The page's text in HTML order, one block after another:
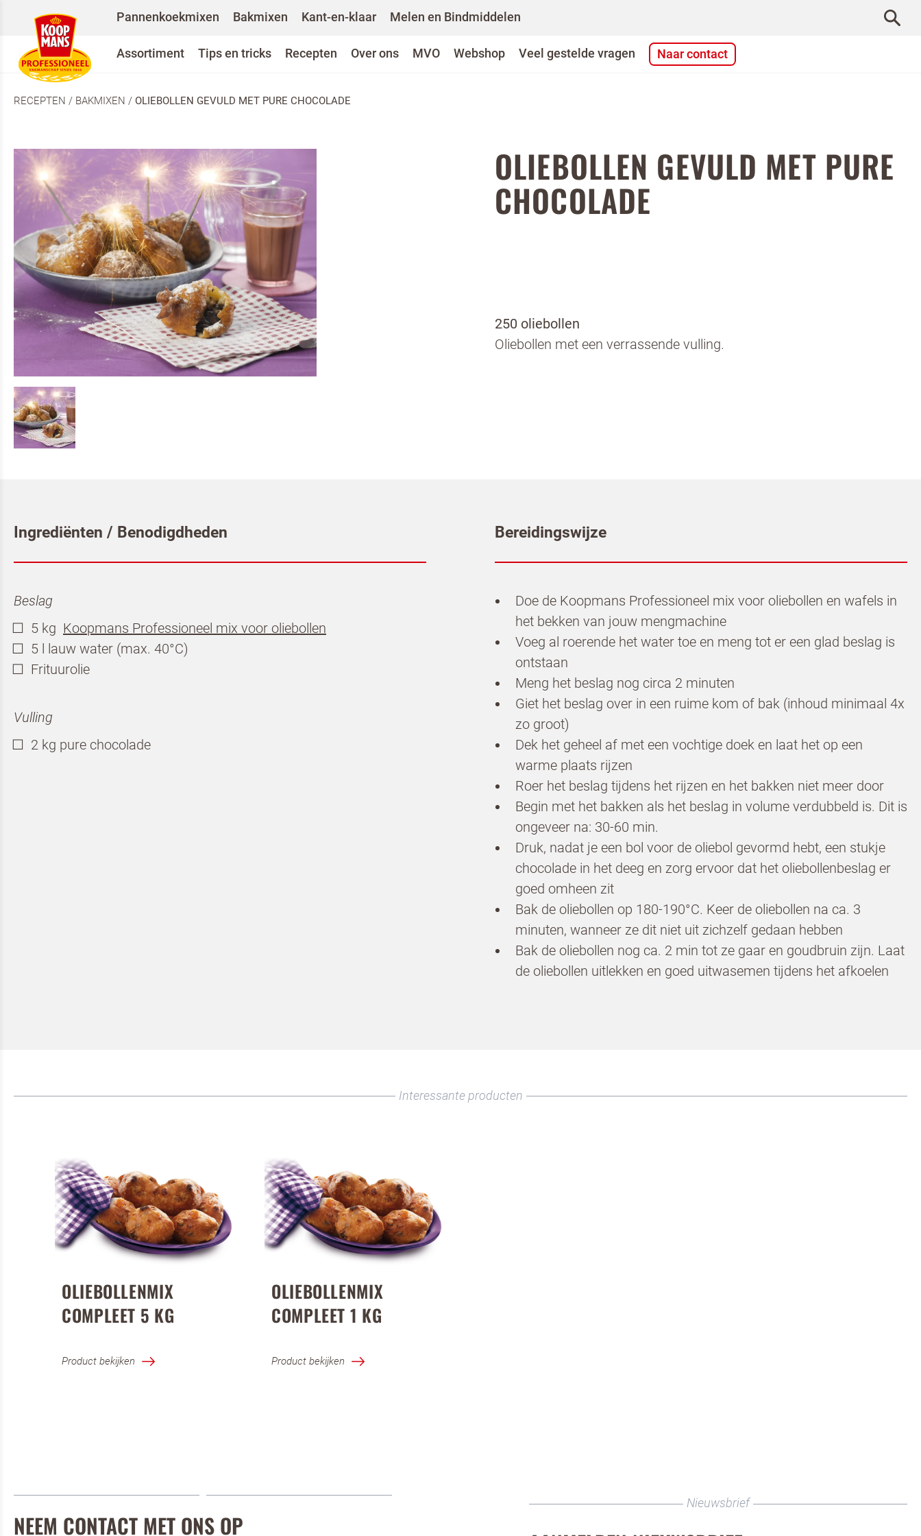
Pannenkoekmixen Bakmixen Kant-en-klaar Melen en Bindmiddelen
Assortiment Tips en tricks Recepten Over ons MVO Webshop Veel gestelde vragen Naar contact
RECEPTEN / BAKMIXEN / OLIEBOLLEN GEVULD MET PURE CHOCOLADE
OLIEBOLLEN GEVULD MET PURE
CHOCOLADE
250 oliebollen
Oliebollen met een verrassende vulling.
Ingrediënten / Benodigdheden
Beslag
5 kg Koopmans Professioneel mix voor oliebollen
5 l lauw water (max. 40°C)
Frituurolie
Vulling
2 kg pure chocolade
Bereidingswijze
Doe de Koopmans Professioneel mix voor oliebollen en wafels in
het bekken van jouw mengmachine
Voeg al roerende het water toe en meng tot er een glad beslag is
ontstaan
Meng het beslag nog circa 2 minuten
Giet het beslag over in een ruime kom of bak (inhoud minimaal 4x
zo groot)
Dek het geheel af met een vochtige doek en laat het op een
warme plaats rijzen
Roer het beslag tijdens het rijzen en het bakken niet meer door
Begin met het bakken als het beslag in volume verdubbeld is. Dit is
ongeveer na: 30-60 min.
Druk, nadat je een bol voor de oliebol gevormd hebt, een stukje
chocolade in het deeg en zorg ervoor dat het oliebollenbeslag er
goed omheen zit
Bak de oliebollen op 180-190°C. Keer de oliebollen na ca. 3
minuten, wanneer ze dit niet uit zichzelf gedaan hebben
Bak de oliebollen nog ca. 2 min tot ze gaar en goudbruin zijn. Laat
de oliebollen uitlekken en goed uitwasemen tijdens het afkoelen
Interessante producten
OLIEBOLLENMIX
COMPLEET 5 KG
Product bekijken
OLIEBOLLENMIX
COMPLEET 1 KG
Product bekijken
NEEM CONTACT MET ONS OP
Om spam te bestrijden, selecteer hieronder de afbeelding van de
Ik ben een horeca professional
VERSTUREN
Nieuwsbrief
Schrijf je in voor de nieuwsbrief van Dr. Oetker
Professional en Koopmans Professioneel
VERSTUREN